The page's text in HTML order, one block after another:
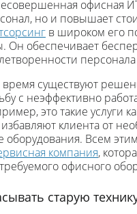
офисная
но и повышает
в широком его
Он обеспечивает
существуют
с неэффективно
это такие услуги
клиента от
оборудования. Всем
компания,
офисного
старую